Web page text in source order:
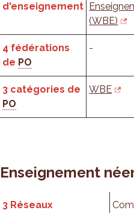
d'enseignement
(WBE)
4 fédérations
de PO
-
3 catégories de
PO
WBE
Enseignement
3 Réseaux